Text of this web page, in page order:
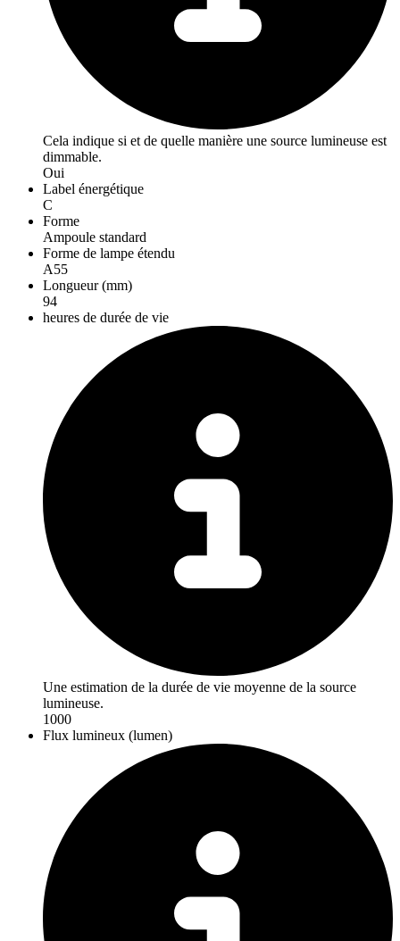
Cela indique si et de quelle manière une source lumineuse est
dimmable.
Oui
Label énergétique
C
Forme
Ampoule standard
Forme de lampe étendu
A55
Longueur (mm)
94
heures de durée de vie
Une estimation de la durée de vie moyenne de la source
lumineuse.
1000
Flux lumineux (lumen)